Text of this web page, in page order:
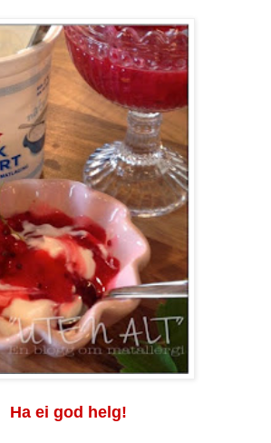
Ha ei god helg!